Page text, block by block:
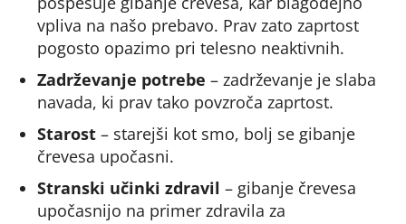
vpliva na našo prebavo. Prav zato zaprtost
pogosto opazimo pri telesno neaktivnih.
Zadrževanje potrebe – zadrževanje je slaba
navada, ki prav tako povzroča zaprtost.
Starost – starejši kot smo, bolj se gibanje
črevesa upočasni.
Stranski učinki zdravil – gibanje črevesa
upočasnijo na primer zdravila za